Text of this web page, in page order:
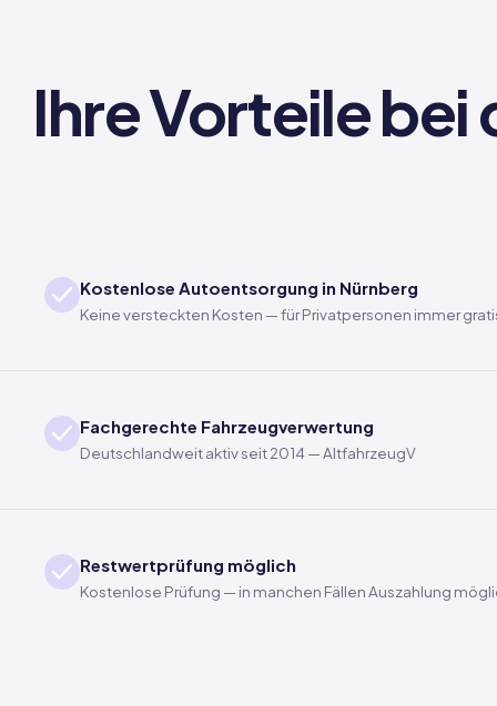
Ihre Vorteile
Kostenlose Autoentsorgung in Nürnberg
Keine versteckten Kosten — für Privatpersonen immer
Fachgerechte Fahrzeugverwertung
Deutschlandweit aktiv seit 2014 — AltfahrzeugV
Restwertprüfung möglich
Kostenlose Prüfung — in manchen Fällen Auszahlung